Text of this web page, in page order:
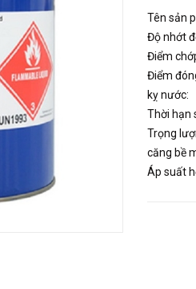
Tên sản
Độ nhớt
Điểm
Điểm
kỵ nước:
Thời hạn
Trọng
căng bề
Áp suất